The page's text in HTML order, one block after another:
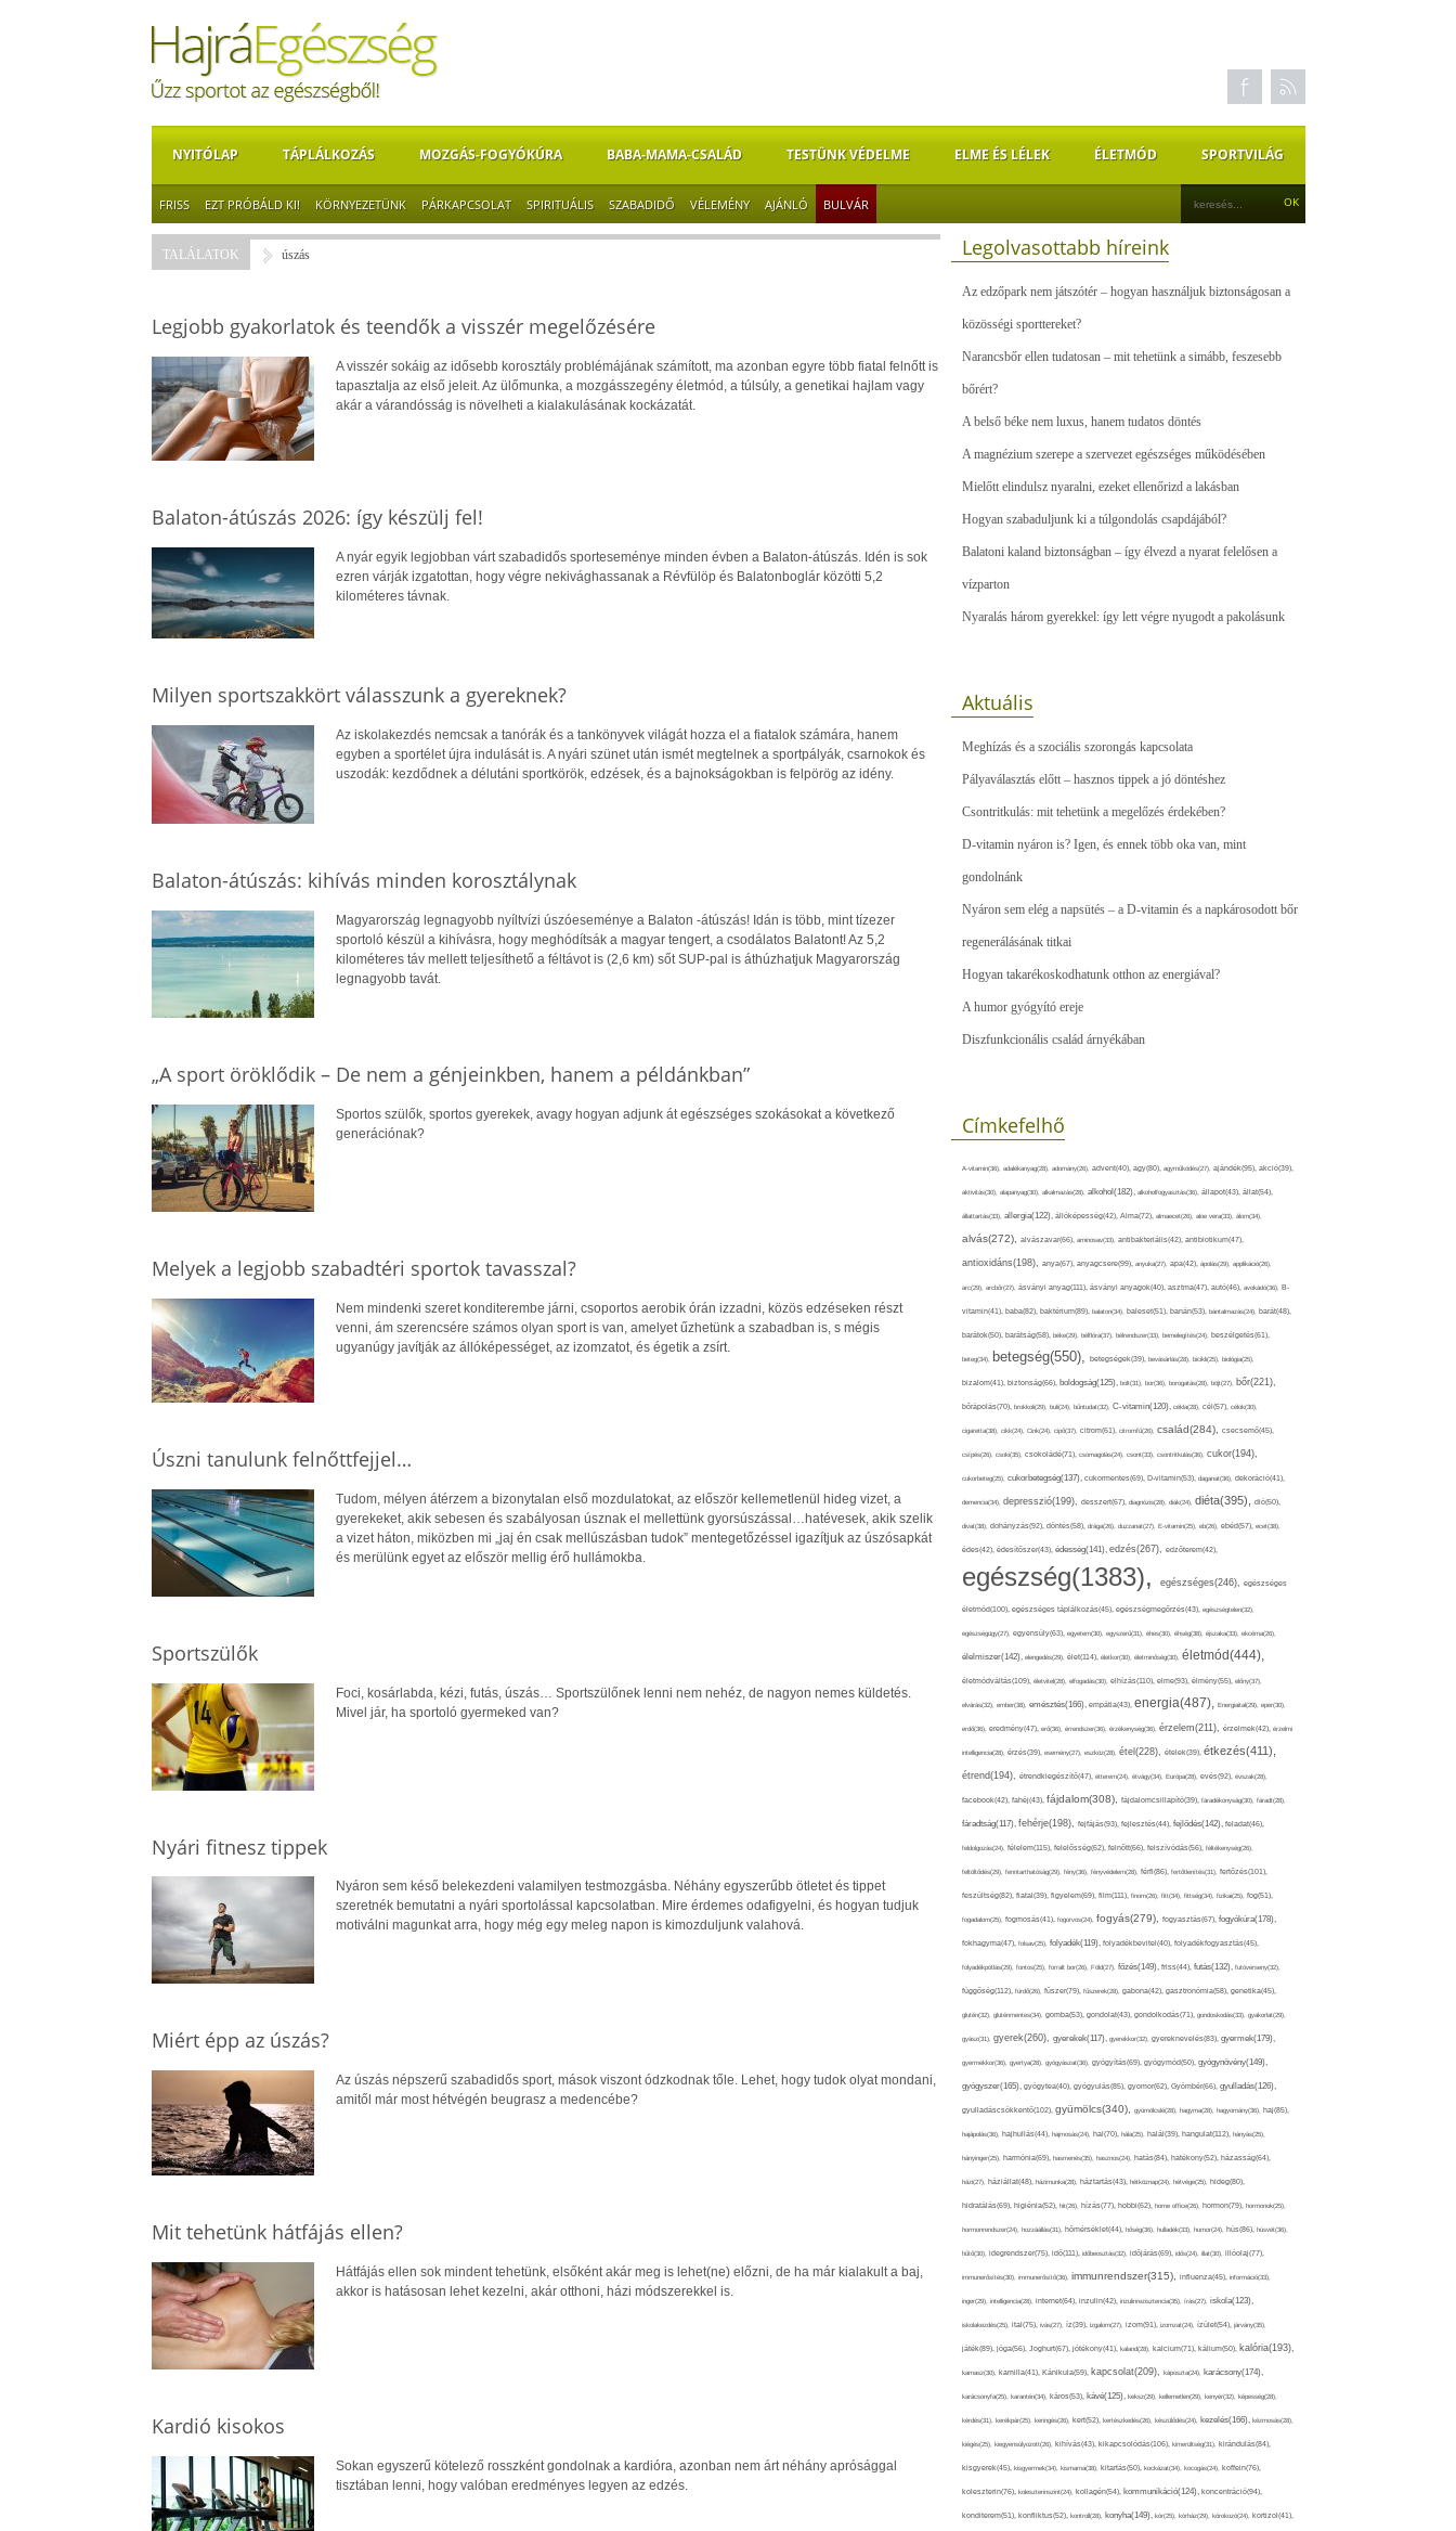
NYITÓLAP TÁPLÁLKOZÁS MOZGÁS-FOGYÓKÚRA BABA-MAMA-CSALÁD TESTÜNK VÉDELME ELME ÉS LÉLEK ÉLETMÓD SPORTVILÁG
FRISS EZT PRÓBÁLD KI! KÖRNYEZETÜNK PÁRKAPCSOLAT SPIRITUÁLIS SZABADIDŐ VÉLEMÉNY AJÁNLÓ BULVÁR
TALÁLATOK úszás
Legjobb gyakorlatok és teendők a visszér megelőzésére
A visszér sokáig az idősebb korosztály problémájának számított, ma azonban egyre több fiatal felnőtt is
tapasztalja az első jeleit. Az ülőmunka, a mozgásszegény életmód, a túlsúly, a genetikai hajlam vagy
akár a várandósság is növelheti a kialakulásának kockázatát.
Balaton-átúszás 2026: így készülj fel!
A nyár egyik legjobban várt szabadidős sporteseménye minden évben a Balaton-átúszás. Idén is sok
ezren várják izgatottan, hogy végre nekivághassanak a Révfülöp és Balatonboglár közötti 5,2
kilométeres távnak.
Milyen sportszakkört válasszunk a gyereknek?
Az iskolakezdés nemcsak a tanórák és a tankönyvek világát hozza el a fiatalok számára, hanem
egyben a sportélet újra indulását is. A nyári szünet után ismét megtelnek a sportpályák, csarnokok és
uszodák: kezdődnek a délutáni sportkörök, edzések, és a bajnokságokban is felpörög az idény.
Balaton-átúszás: kihívás minden korosztálynak
Magyarország legnagyobb nyíltvízi úszóeseménye a Balaton -átúszás! Idán is több, mint tízezer
sportoló készül a kihívásra, hogy meghódítsák a magyar tengert, a csodálatos Balatont! Az 5,2
kilométeres táv mellett teljesíthető a féltávot is (2,6 km) sőt SUP-pal is áthúzhatjuk Magyarország
legnagyobb tavát.
„A sport öröklődik – De nem a génjeinkben, hanem a példánkban”
Sportos szülők, sportos gyerekek, avagy hogyan adjunk át egészséges szokásokat a következő
generációnak?
Melyek a legjobb szabadtéri sportok tavasszal?
Nem mindenki szeret konditerembe járni, csoportos aerobik órán izzadni, közös edzéseken részt
venni, ám szerencsére számos olyan sport is van, amelyet űzhetünk a szabadban is, s mégis
ugyanúgy javítják az állóképességet, az izomzatot, és égetik a zsírt.
Úszni tanulunk felnőttfejjel…
Tudom, mélyen átérzem a bizonytalan első mozdulatokat, az először kellemetlenül hideg vizet, a
gyerekeket, akik sebesen és szabályosan úsznak el mellettünk gyorsúszással…hatévesek, akik szelik
a vizet háton, miközben mi „jaj én csak mellúszásban tudok” mentegetőzéssel igazítjuk az úszósapkát
és merülünk egyet az először mellig érő hullámokba.
Sportszülők
Foci, kosárlabda, kézi, futás, úszás… Sportszülőnek lenni nem nehéz, de nagyon nemes küldetés.
Mivel jár, ha sportoló gyermeked van?
Nyári fitnesz tippek
Nyáron sem késő belekezdeni valamilyen testmozgásba. Néhány egyszerűbb ötletet és tippet
szeretnék bemutatni a nyári sportolással kapcsolatban. Mire érdemes odafigyelni, és hogyan tudjuk
motiválni magunkat arra, hogy még egy meleg napon is kimozduljunk valahová.
Miért épp az úszás?
Az úszás népszerű szabadidős sport, mások viszont ódzkodnak tőle. Lehet, hogy tudok olyat mondani,
amitől már most hétvégén beugrasz a medencébe?
Mit tehetünk hátfájás ellen?
Hátfájás ellen sok mindent tehetünk, elsőként akár meg is lehet(ne) előzni, de ha már kialakult a baj,
akkor is hatásosan lehet kezelni, akár otthoni, házi módszerekkel is.
Kardió kisokos
Sokan egyszerű kötelező rosszként gondolnak a kardióra, azonban nem árt néhány aprósággal
tisztában lenni, hogy valóban eredményes legyen az edzés.
Legolvasottabb híreink
Az edzőpark nem játszótér – hogyan használjuk biztonságosan a
közösségi sporttereket?
Narancsbőr ellen tudatosan – mit tehetünk a simább, feszesebb
bőrért?
A belső béke nem luxus, hanem tudatos döntés
A magnézium szerepe a szervezet egészséges működésében
Mielőtt elindulsz nyaralni, ezeket ellenőrizd a lakásban
Hogyan szabaduljunk ki a túlgondolás csapdájából?
Balatoni kaland biztonságban – így élvezd a nyarat felelősen a
vízparton
Nyaralás három gyerekkel: így lett végre nyugodt a pakolásunk
Aktuális
Meghízás és a szociális szorongás kapcsolata
Pályaválasztás előtt – hasznos tippek a jó döntéshez
Csontritkulás: mit tehetünk a megelőzés érdekében?
D-vitamin nyáron is? Igen, és ennek több oka van, mint
gondolnánk
Nyáron sem elég a napsütés – a D-vitamin és a napkárosodott bőr
regenerálásának titkai
Hogyan takarékoskodhatunk otthon az energiával?
A humor gyógyító ereje
Diszfunkcionális család árnyékában
Címkefelhő
A-vitamin(36), adalékanyag(28), adomány(26), advent(40), agy(80), agyműködés(27), ajándék(95), akció(39),
aktivitás(30), alapanyag(30), alkalmazás(28), alkohol(182), alkoholfogyasztás(36), állapot(43), állat(54),
állattartás(33), allergia(122), állóképesség(42), Alma(72), almaecet(26), aloe vera(33), álom(34),
alvás(272), alvászavar(66), aminosav(33), antibakteriális(42), antibiotikum(47),
antioxidáns(198), anya(67), anyagcsere(99), anyuka(27), apa(42), ápolás(29), applikáció(26),
arc(29), arcbőr(27), ásványi anyag(111), ásványi anyagok(40), asztma(47), autó(46), avokádó(36), B-
vitamin(41), baba(82), baktérium(89), balaton(34), baleset(51), banán(53), bántalmazás(24), barát(48),
barátok(50), barátság(58), béke(29), bélflóra(37), bélrendszer(33), bemelegítés(24), beszélgetés(61),
beteg(34), betegség(550), betegségek(39), bevásárlás(28), bicikli(25), biológia(25),
bizalom(41), biztonság(66), boldogság(125), bolt(31), bor(36), borogatás(28), böjt(27), bőr(221),
bőrápolás(70), brokkoli(29), buli(24), bűntudat(32), C-vitamin(120), cékla(28), cél(57), célok(30),
cigaretta(38), cikk(24), Cink(24), cipő(37), citrom(61), citromfű(26), család(284), csecsemő(45),
csípés(26), csoki(35), csokoládé(71), csomagolás(24), csont(33), csontritkulás(36), cukor(194),
cukorbeteg(25), cukorbetegség(137), cukormentes(69), D-vitamin(53), daganat(36), dekoráció(41),
demencia(34), depresszió(199), desszert(67), diagnózis(28), diák(24), diéta(395), dió(50),
divat(38), dohányzás(92), döntés(58), drága(26), duzzanat(27), E-vitamin(25), eb(26), ebéd(57), ecet(38),
édes(42), édesítőszer(43), édesség(141), edzés(267), edzőterem(42),
egészség(1383), egészséges(246), egészséges
életmód(100), egészséges táplálkozás(45), egészségmegőrzés(43), egészségtelen(32),
egészségügy(27), egyensúly(63), egyetem(30), egyszerű(31), éhes(30), éhség(38), éjszaka(33), ekcéma(26),
élelmiszer(142), elengedés(29), élet(114), életkor(30), életminőség(30), életmód(444),
életmódváltás(109), életvitel(28), elfogadás(30), elhízás(110), elme(93), élmény(55), előny(37),
elvárás(32), ember(38), emésztés(166), empátia(43), energia(487), Energiaital(29), eper(30),
erdő(36), eredmény(47), erő(36), érrendszer(36), érzékenység(36), érzelem(211), érzelmek(42), érzelmi
intelligencia(28), érzés(39), esemény(27), eszköz(28), étel(228), ételek(39), étkezés(411),
étrend(194), étrendkiegészítő(47), étterem(24), étvágy(34), Európa(28), evés(92), évszak(28),
facebook(42), fahéj(43), fájdalom(308), fájdalomcsillapító(39), fáradékonyság(30), fáradt(28),
fáradtság(117), fehérje(198), fejfájás(93), fejlesztés(44), fejlődés(142), feladat(46),
feldolgozás(24), félelem(115), felelősség(62), felnőtt(66), felszívódás(56), féltékenység(26),
feltöltődés(29), fenntarthatóság(29), fény(36), fényvédelem(28), férfi(86), fertőtlenítés(31), fertőzés(101),
feszültség(82), fiatal(39), figyelem(69), film(111), finom(26), fitt(34), fittség(34), fizikai(25), fog(51),
fogadalom(25), fogmosás(41), fogorvos(24), fogyás(279), fogyasztás(67), fogyókúra(178),
fokhagyma(47), folsav(25), folyadék(119), folyadékbevitel(40), folyadékfogyasztás(45),
folyadékpótlás(29), fontos(25), forralt bor(26), Föld(27), főzés(149), friss(44), futás(132), futóverseny(32),
függőség(112), fürdő(26), fűszer(79), fűszerek(28), gabona(42), gasztronómia(58), genetika(45),
glutén(32), gluténmentes(34), gomba(53), gondolat(43), gondolkodás(71), gondoskodás(33), gyakorlat(29),
gyász(31), gyerek(260), gyerekek(117), gyerekkor(32), gyereknevelés(83), gyermek(179),
gyermekkor(36), gyertya(28), gyógyászat(36), gyógyítás(69), gyógymód(50), gyógynövény(149),
gyógyszer(165), gyógytea(40), gyógyulás(85), gyomor(62), Gyömbér(66), gyulladás(126),
gyulladáscsökkentő(102), gyümölcs(340), gyümölcslé(28), hagyma(28), hagyomány(36), haj(85),
hajápolás(36), hajhullás(44), hajmosás(24), hal(70), hála(25), halál(39), hangulat(112), hányás(25),
hányinger(25), harmónia(69), hasmenés(35), hasznos(24), hatás(84), hatékony(52), házasság(64),
házi(27), háziállat(48), házimunka(28), háztartás(43), hétköznap(24), hétvége(25), hideg(80),
hidratálás(69), higiénia(52), hit(26), hízás(77), hobbi(62), home office(26), hormon(79), hormonok(25),
hormonrendszer(24), hozzáállás(31), hőmérséklet(44), hőség(36), hulladék(33), humor(24), hús(86), húsvét(36),
hűtő(30), idegrendszer(75), idő(111), időbeosztás(32), időjárás(69), idős(24), illat(30), illóolaj(77),
immunerősítés(30), immunerősítő(36), immunrendszer(315), influenza(45), információ(33),
inger(29), intelligencia(28), internet(64), inzulin(42), inzulinrezisztencia(35), írás(27), iskola(123),
iskolakezdés(25), ital(75), ivás(27), íz(39), izgalom(27), izom(91), izomzat(24), ízület(54), járvány(35),
játék(89), jóga(56), Joghurt(67), jótékony(41), kaland(28), kalcium(71), kálium(50), kalória(193),
kamasz(30), kamilla(41), Kánikula(59), kapcsolat(209), káposzta(24), karácsony(174),
karácsonyfa(25), karantén(34), káros(53), kávé(125), keksz(29), kellemetlen(29), kenyér(32), képesség(28),
kérdés(31), kerékpár(25), keringés(26), kert(52), kertészkedés(26), készülődés(24), kezelés(166), kézmosás(28),
kiégés(25), kiegyensúlyozott(26), kihívás(43), kikapcsolódás(106), kimerültség(31), kirándulás(84),
kisgyerek(45), kisgyermek(34), kismama(38), kitartás(50), kockázat(34), kocogás(24), koffein(76),
koleszterin(76), koleszterinszint(24), kollagén(54), kommunikáció(124), koncentráció(94),
konditerem(51), konfliktus(52), kontroll(28), konyha(149), kór(25), kórház(29), kórokozó(24), kortizol(41),